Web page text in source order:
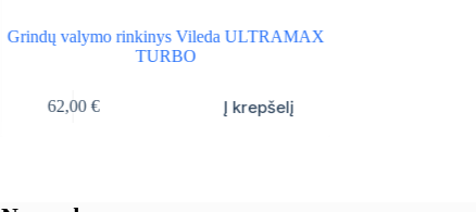
Grindų valymo rinkinys Vileda ULTRAMAX
TURBO
62,00€ Į krepšelį